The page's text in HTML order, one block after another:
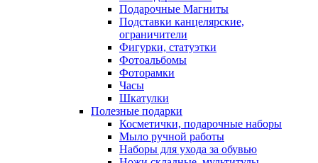
Подарочные Магниты
Подставки канцелярские,
ограничители
Фигурки, статуэтки
Фотоальбомы
Фоторамки
Часы
Шкатулки
Полезные подарки
Косметички, подарочные наборы
Мыло ручной работы
Наборы для ухода за обувью